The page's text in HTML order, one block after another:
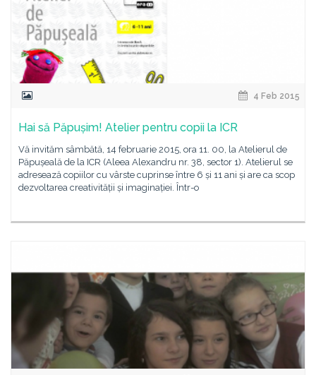
4 Feb 2015
Hai să Păpușim! Atelier pentru copii la ICR
Vă invităm sâmbătă, 14 februarie 2015, ora 11. 00, la Atelierul de
Păpușeală de la ICR (Aleea Alexandru nr. 38, sector 1). Atelierul se
adresează copiilor cu vârste cuprinse între 6 și 11 ani și are ca scop
dezvoltarea creativității și imaginației. Într-o